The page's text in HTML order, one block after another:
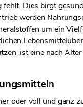
Dies birgt
werden
um ein
ist eine nach
oder voll und ganz